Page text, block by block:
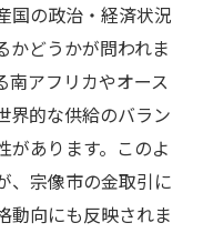
国の政治・経済状況
かどうかが問われま
南アフリカやオース
界的な供給のバラン
があります。このよ
、宗像市の金取引に
動向にも反映されま